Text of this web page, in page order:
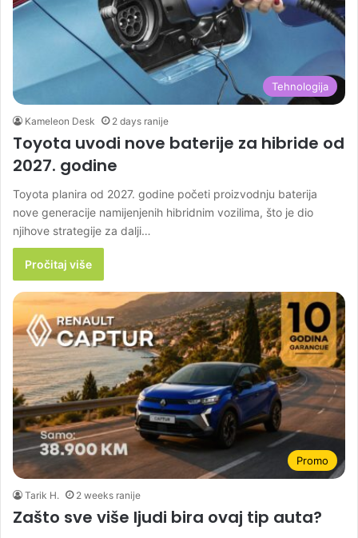
Tehnologija
Kameleon Desk 2 days ranije
Toyota uvodi nove baterije za hibride od
2027. godine
Toyota planira od 2027. godine početi proizvodnju baterija
nove generacije namijenjenih hibridnim vozilima, što je dio
njihove strategije za dalji…
Pročitaj više
Promo
Tarik H. 2 weeks ranije
Zašto sve više ljudi bira ovaj tip auta?